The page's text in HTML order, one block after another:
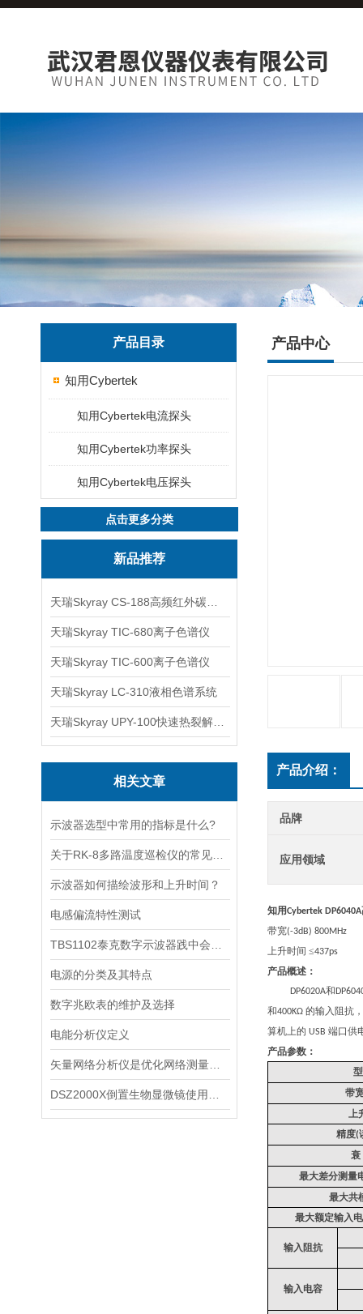
产品目录
知用Cybertek
知用Cybertek电流探头
知用Cybertek功率探头
知用Cybertek电压探头
点击更多分类
新品推荐
天瑞Skyray TIC-680离子色谱仪
天瑞Skyray TIC-600离子色谱仪
天瑞Skyray LC-310液相色谱系统
相关文章
示波器选型中常用的指标是什么?
示波器如何描绘波形和上升时间？
电感偏流特性测试
电源的分类及其特点
数字兆欧表的维护及选择
电能分析仪定义
产品中心
产品介绍：
品牌
应用领域
知用Cybertek DP6040A
带宽(-3dB) 800MHz
上升时间 ≤437ps
产品概述：
DP6020A和
和400KΩ 的输入阻抗
算机上的 USB 端口供
产品参数：
型
带
上
精度(
衰
最大差分测量
最大共
最大额定输入
输入阻抗
输入电容